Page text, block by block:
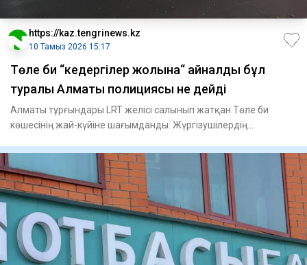
https://kaz.tengrinews.kz
10 Тамыз 2026 15:17
Төле би “кедергілер жолына“ айналды бұл
туралы Алматы полициясы не дейді
Алматы тұрғындары LRT желісі салынып жатқан Төле би
көшесінің жай-күйіне шағымданды. Жүргізушілердің